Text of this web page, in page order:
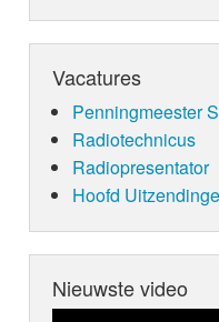
Vacatures
Penningmeester
Radiotechnicus
Radiopresentator
Hoofd
Nieuwste video